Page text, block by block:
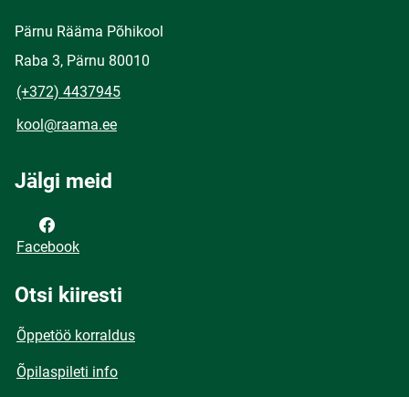
Pärnu Rääma Põhikool
Raba 3, Pärnu 80010
(+372) 4437945
kool@raama.ee
Jälgi meid
Facebook
Otsi kiiresti
Õppetöö korraldus
Õpilaspileti info